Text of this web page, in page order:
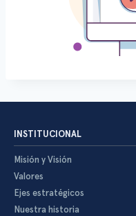
INSTITUCIONAL
Misión y Visión
Valores
Ejes estratégicos
Nuestra historia